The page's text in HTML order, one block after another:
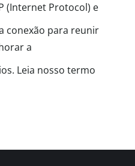
(Internet Protocol) e
conexão para reunir
a
Leia nosso termo